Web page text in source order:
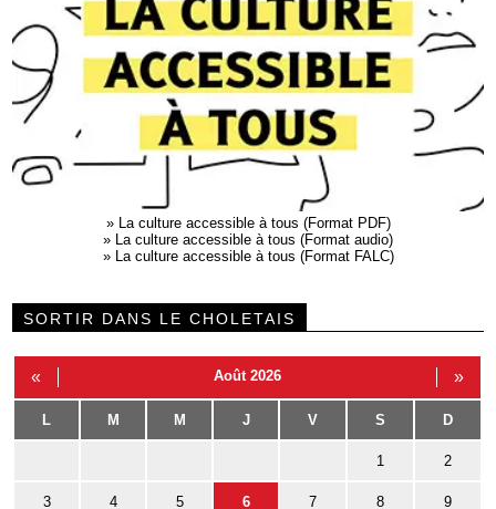
» La culture accessible à tous (Format PDF)
» La culture accessible à tous (Format audio)
» La culture accessible à tous (Format FALC)
SORTIR DANS LE CHOLETAIS
« Août 2026 »
L M M J V S D
1 2
3 4 5 6 7 8 9